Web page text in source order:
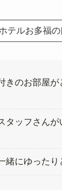
テルお多福の
きのお部屋が
タッフさんが
緒にゆったり